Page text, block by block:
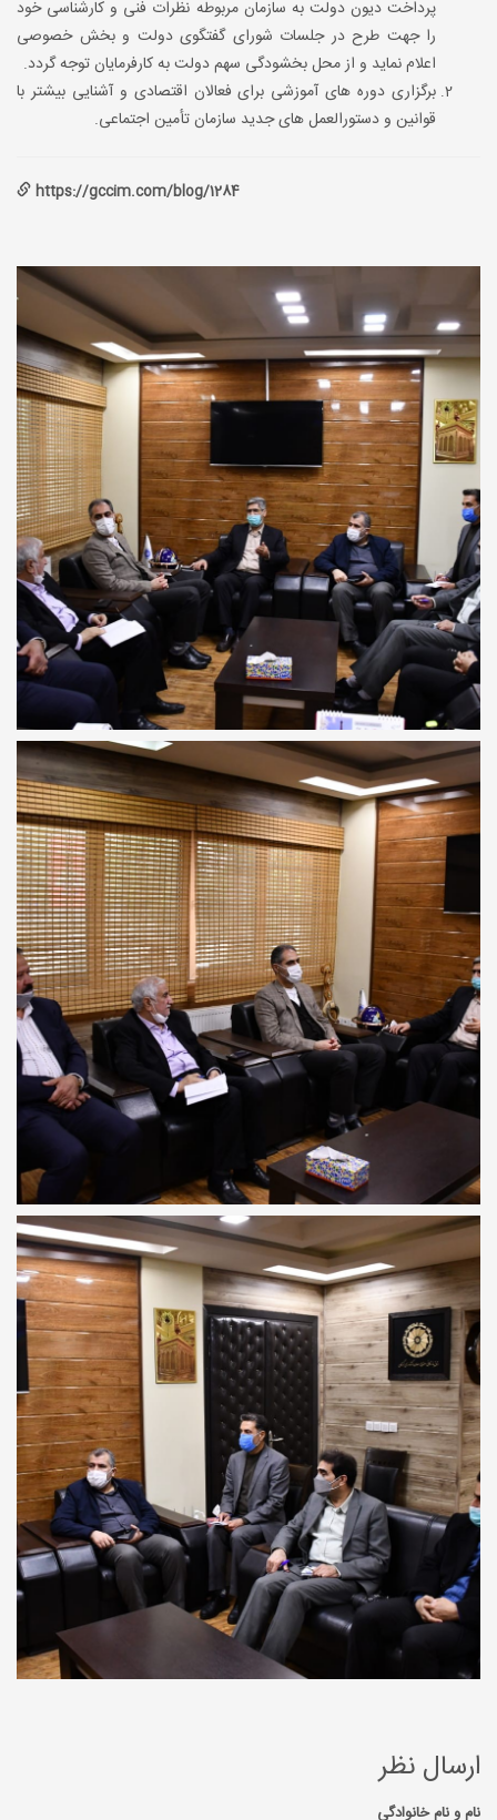
پرداخت دیون دولت به سازمان مربوطه نظرات فنی و کارشناسی خود
را جهت طرح در جلسات شورای گفتگوی دولت و بخش خصوصی
اعلام نماید و از محل بخشودگی سهم دولت به کارفرمایان توجه گردد.
برگزاری دوره های آموزشی برای فعالان اقتصادی و آشنایی بیشتر با
قوانین و دستورالعمل های جدید سازمان تأمین اجتماعی.
https://gccim.com/blog/1284
ارسال نظر
نام و نام خانوادگی